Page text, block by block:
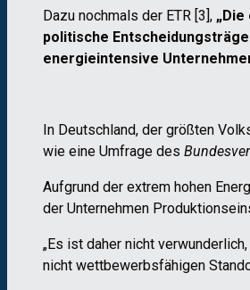
Dazu nochmals der ETR [3],
politische
energieintensive
In Deutschland, der größten
wie eine Umfrage des
Aufgrund der extrem hohen
der Unternehmen
„Es ist daher nicht
nicht wettbewerbsfähigen